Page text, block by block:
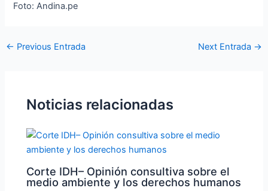
Foto: Andina.pe
← Previous Entrada Next Entrada →
Noticias relacionadas
Corte IDH– Opinión consultiva sobre el
medio ambiente y los derechos humanos